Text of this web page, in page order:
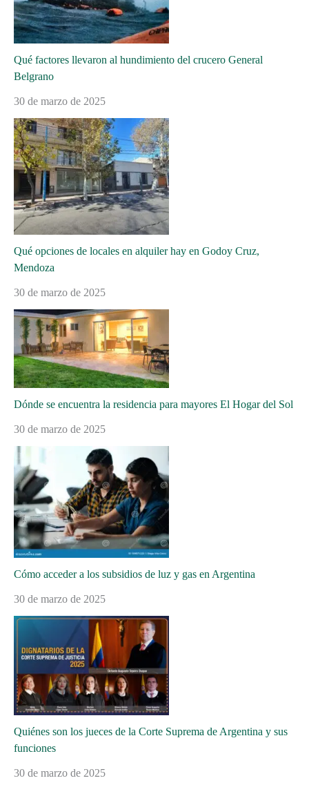
Qué factores llevaron al hundimiento del crucero General
Belgrano
30 de marzo de 2025
Qué opciones de locales en alquiler hay en Godoy Cruz,
Mendoza
30 de marzo de 2025
Dónde se encuentra la residencia para mayores El Hogar del Sol
30 de marzo de 2025
Cómo acceder a los subsidios de luz y gas en Argentina
30 de marzo de 2025
Quiénes son los jueces de la Corte Suprema de Argentina y sus
funciones
30 de marzo de 2025